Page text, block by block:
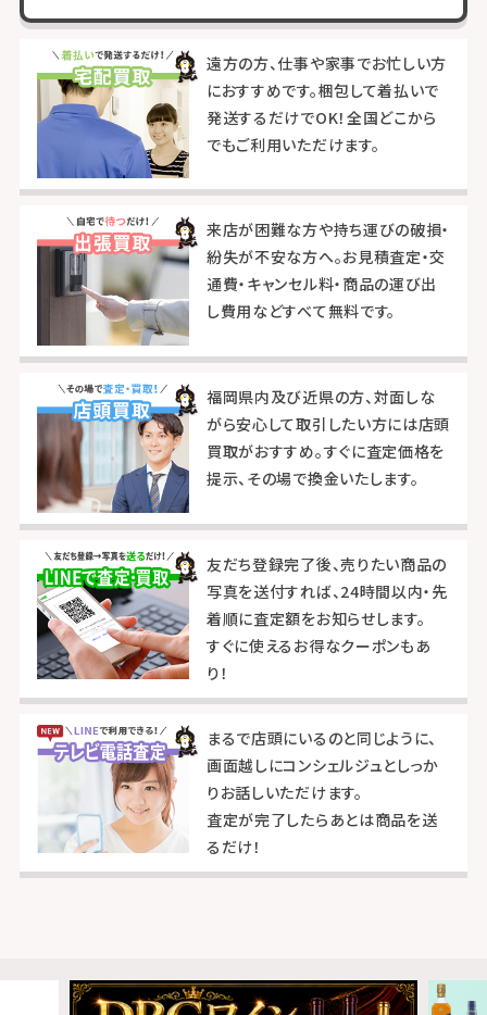
遠方の方、仕事や家事でお忙しい方
におすすめです。梱包して着払いで
発送するだけでOK！全国どこから
でもご利用いただけます。
来店が困難な方や持ち運びの破損・
紛失が不安な方へ。お見積査定・交
通費・キャンセル料・商品の運び出
し費用などすべて無料です。
福岡県内及び近県の方、対面しな
がら安心して取引したい方には店頭
買取がおすすめ。すぐに査定価格を
提示、その場で換金いたします。
友だち登録完了後、売りたい商品の
写真を送付すれば、24時間以内・先
着順に査定額をお知らせします。
すぐに使えるお得なクーポンもあ
り！
まるで店頭にいるのと同じように、
画面越しにコンシェルジュとしっか
りお話しいただけます。
査定が完了したらあとは商品を送
るだけ！